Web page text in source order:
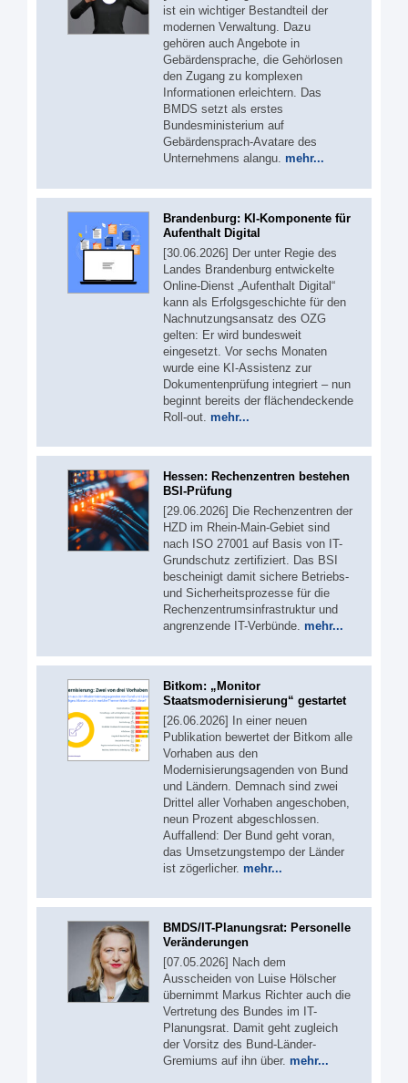
ist ein wichtiger Bestandteil der
modernen Verwaltung. Dazu
gehören auch Angebote in
Gebärdensprache, die Gehörlosen
den Zugang zu komplexen
Informationen erleichtern. Das
BMDS setzt als erstes
Bundesministerium auf
Gebärdensprach-Avatare des
Unternehmens alangu. mehr...
Brandenburg: KI-Komponente für
Aufenthalt Digital
[30.06.2026] Der unter Regie des
Landes Brandenburg entwickelte
Online-Dienst „Aufenthalt Digital“
kann als Erfolgsgeschichte für den
Nachnutzungsansatz des OZG
gelten: Er wird bundesweit
eingesetzt. Vor sechs Monaten
wurde eine KI-Assistenz zur
Dokumentenprüfung integriert – nun
beginnt bereits der flächendeckende
Roll-out. mehr...
Hessen: Rechenzentren bestehen
BSI-Prüfung
[29.06.2026] Die Rechenzentren der
HZD im Rhein-Main-Gebiet sind
nach ISO 27001 auf Basis von IT-
Grundschutz zertifiziert. Das BSI
bescheinigt damit sichere Betriebs-
und Sicherheitsprozesse für die
Rechenzentrumsinfrastruktur und
angrenzende IT-Verbünde. mehr...
Bitkom: „Monitor
Staatsmodernisierung“ gestartet
[26.06.2026] In einer neuen
Publikation bewertet der Bitkom alle
Vorhaben aus den
Modernisierungsagenden von Bund
und Ländern. Demnach sind zwei
Drittel aller Vorhaben angeschoben,
neun Prozent abgeschlossen.
Auffallend: Der Bund geht voran,
das Umsetzungstempo der Länder
ist zögerlicher. mehr...
BMDS/IT-Planungsrat: Personelle
Veränderungen
[07.05.2026] Nach dem
Ausscheiden von Luise Hölscher
übernimmt Markus Richter auch die
Vertretung des Bundes im IT-
Planungsrat. Damit geht zugleich
der Vorsitz des Bund-Länder-
Gremiums auf ihn über. mehr...